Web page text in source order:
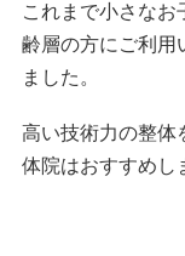
これまで小さなお
齢層の方にご利用
ました。
高い技術力の整体
体院はおすすめし